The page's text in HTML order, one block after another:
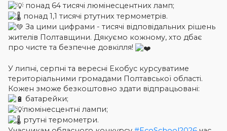
понад 64 тисячі люмінесцентних ламп;
понад 1,1 тисячі ртутних термометрів.
За цими цифрами - тисячі відповідальних рішень
жителів Полтавщини. Дякуємо кожному, хто дбає
про чисте та безпечне довкілля!
У липні, серпні та вересні Екобус курсуватиме
територіальними громадами Полтавської області.
Кожен зможе безкоштовно здати відпрацьовані:
батарейки;
люмінесцентні лампи;
ртутні термометри.